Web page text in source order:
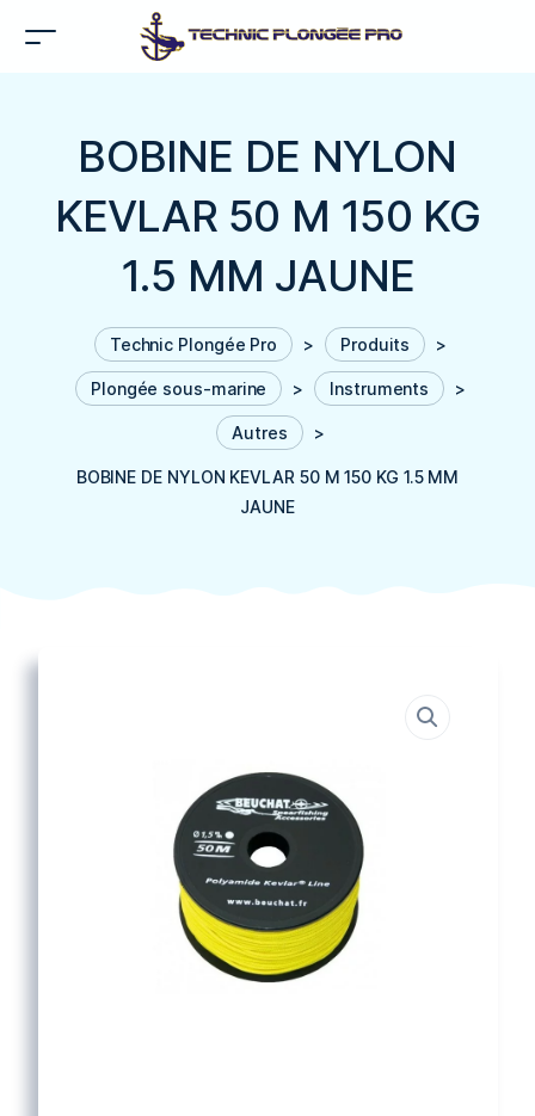
BOBINE DE NYLON
KEVLAR 50 M 150 KG
1.5 MM JAUNE
Technic Plongée Pro > Produits >
Plongée sous-marine > Instruments >
Autres >
BOBINE DE NYLON KEVLAR 50 M 150 KG 1.5 MM
JAUNE